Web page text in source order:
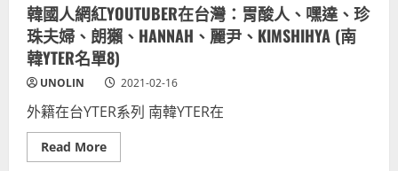
新)
朱
家
兄
弟,
公
園
太
嚴
夫
婦
=
寶
韓國人網紅YOUTUBER在台灣：胃酸人、嘿達、珍
珠夫婦、朗獺、HANNAH、麗尹、KIMSHIHYA (南
韓YTER名單8)
UNOLIN 2021-02-16
外籍在台YTER系列 南韓YTER在
Read MoreRead
more